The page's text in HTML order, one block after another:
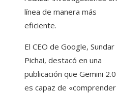
línea de manera más
eficiente.
El CEO de Google, Sundar
Pichai, destacó en una
publicación que Gemini 2.0
es capaz de «comprender